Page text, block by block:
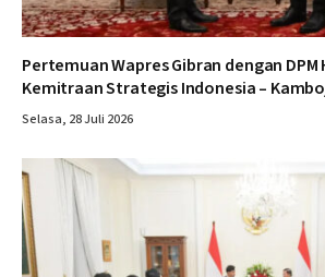
Pertemuan Wapres Gibran dengan
Kemitraan Strategis Indonesia –
Selasa, 28 Juli 2026